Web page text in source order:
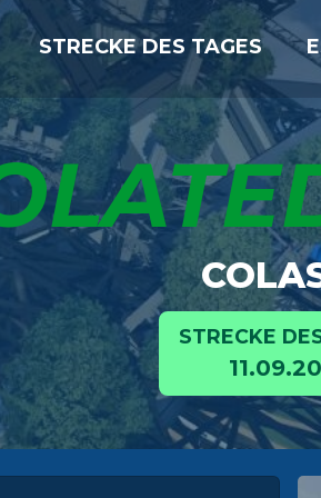
STRECKE DES TAGES
STRECKE